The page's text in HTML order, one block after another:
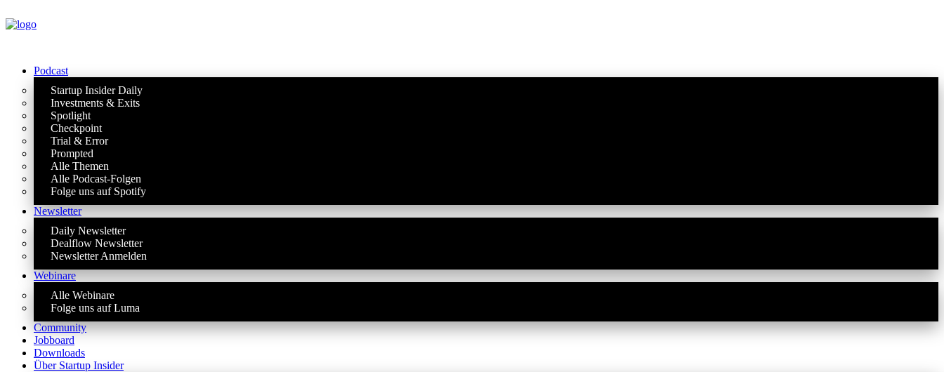
Podcast
Startup Insider Daily
Investments & Exits
Spotlight
Checkpoint
Trial & Error
Prompted
Alle Themen
Alle Podcast-Folgen
Folge uns auf Spotify
Newsletter
Daily Newsletter
Dealflow Newsletter
Newsletter Anmelden
Webinare
Alle Webinare
Folge uns auf Luma
Community
Jobboard
Downloads
Über Startup Insider